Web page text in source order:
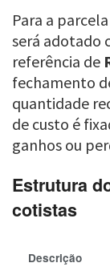
Para a
será adotado
referência de
fechamento
quantidade
de custo é
ganhos ou
Estrutura
cotistas
Descrição